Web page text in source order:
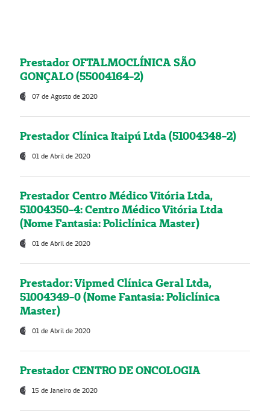
Prestador OFTALMOCLÍNICA SÃO
GONÇALO (55004164-2)
07 de Agosto de 2020
Prestador Clínica Itaipú Ltda (51004348-2)
01 de Abril de 2020
Prestador Centro Médico Vitória Ltda,
51004350-4: Centro Médico Vitória Ltda
(Nome Fantasia: Policlínica Master)
01 de Abril de 2020
Prestador: Vipmed Clínica Geral Ltda,
51004349-0 (Nome Fantasia: Policlínica
Master)
01 de Abril de 2020
Prestador CENTRO DE ONCOLOGIA
15 de Janeiro de 2020